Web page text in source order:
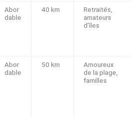
Abor
dable
40 km
Retraités,
amateurs
d’îles
Abor
dable
50 km
Amoureux
de la plage,
familles